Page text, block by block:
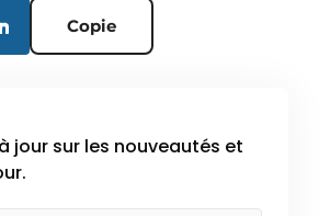
Copie
jour sur les nouveautés et